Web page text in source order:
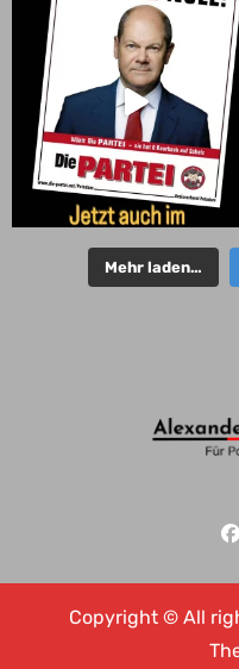
Mehr laden…
Copyright © All